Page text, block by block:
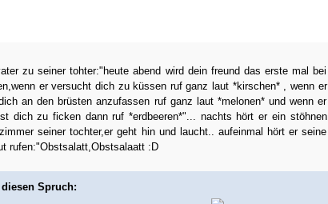
zu seiner tohter:"heute abend wird dein freund das erste mal bei
er versucht dich zu küssen ruf ganz laut *kirschen* , wenn er
an den brüsten anzufassen ruf ganz laut *melonen* und wenn er
dich zu ficken dann ruf *erdbeeren*"... nachts hört er ein stöhnen
seiner tochter,er geht hin und laucht.. aufeinmal hört er seine
rufen:"Obstsalatt,Obstsalaatt :D
Spruch: